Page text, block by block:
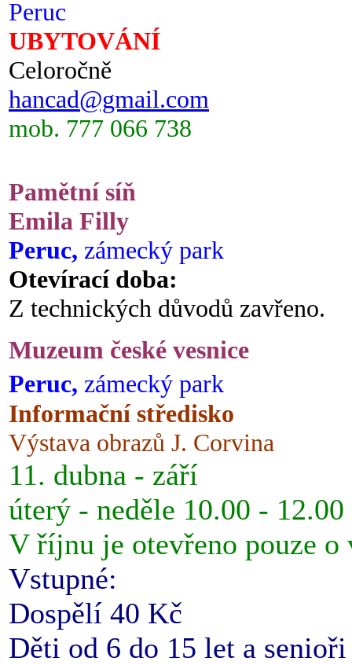
Peruc
UBYTOVÁNÍ
Celoročně
hancad@gmail.com
mob. 777 066 738
Pamětní síň
Emila Filly
Peruc, zámecký park
Otevírací doba:
Z technických důvodů zavřeno.
Muzeum české vesnice
Peruc, zámecký park
Informační středisko
Výstava obrazů J. Corvina
11. dubna - září
úterý - neděle 10.00 -
V říjnu je otevřeno pouze o
Vstupné:
Dospělí 40 Kč
Děti od 6 do 15 let a